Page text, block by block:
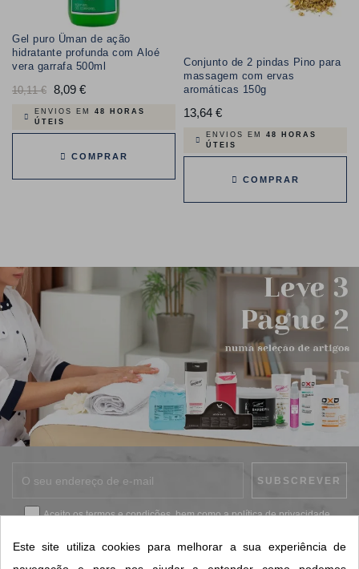
Gel puro Üman de ação
hidratante profunda com Aloé
vera garrafa 500ml
Preço
normal
10,11 € 8,09 €Preço
ENVIOS EM 48 HORAS
ÚTEIS
COMPRAR
Conjunto de 2 pindas Pino para
massagem com ervas
aromáticas 150g
13,64 €Preço
ENVIOS EM 48 HORAS
ÚTEIS
COMPRAR
Aceito ostermos e condições, bem como apolítica de privacidade.
Este site utiliza cookies para melhorar a sua experiência de